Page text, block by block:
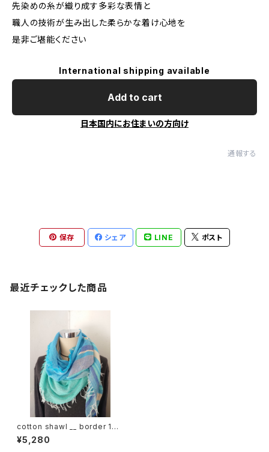
先染めの糸が織り成す多彩な表情と
職人の技術が生み出した柔らかな着け心地を
是非ご堪能ください
International shipping available
Add to cart
日本国内にお住まいの方向け
通報する
保存 シェア LINE ポスト
最近チェックした商品
cotton shawl __ border 160
海嶺w
¥5,280